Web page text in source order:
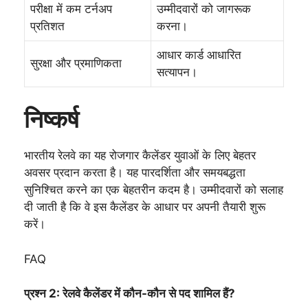
परीक्षा में कम टर्नअप
प्रतिशत
उम्मीदवारों को जागरूक
करना।
सुरक्षा और प्रमाणिकता
आधार कार्ड आधारित
सत्यापन।
निष्कर्ष
भारतीय रेलवे का यह रोजगार कैलेंडर युवाओं के लिए बेहतर
अवसर प्रदान करता है। यह पारदर्शिता और समयबद्धता
सुनिश्चित करने का एक बेहतरीन कदम है। उम्मीदवारों को सलाह
दी जाती है कि वे इस कैलेंडर के आधार पर अपनी तैयारी शुरू
करें।
FAQ
प्रश्न 2: रेलवे कैलेंडर में कौन-कौन से पद शामिल हैं?